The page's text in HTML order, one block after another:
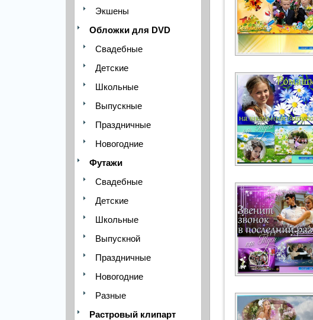
Экшены
Обложки для DVD
Свадебные
Детские
Школьные
Выпускные
Праздничные
Новогодние
Футажи
Свадебные
Детские
Школьные
Выпускной
Праздничные
Новогодние
Разные
Растровый клипарт